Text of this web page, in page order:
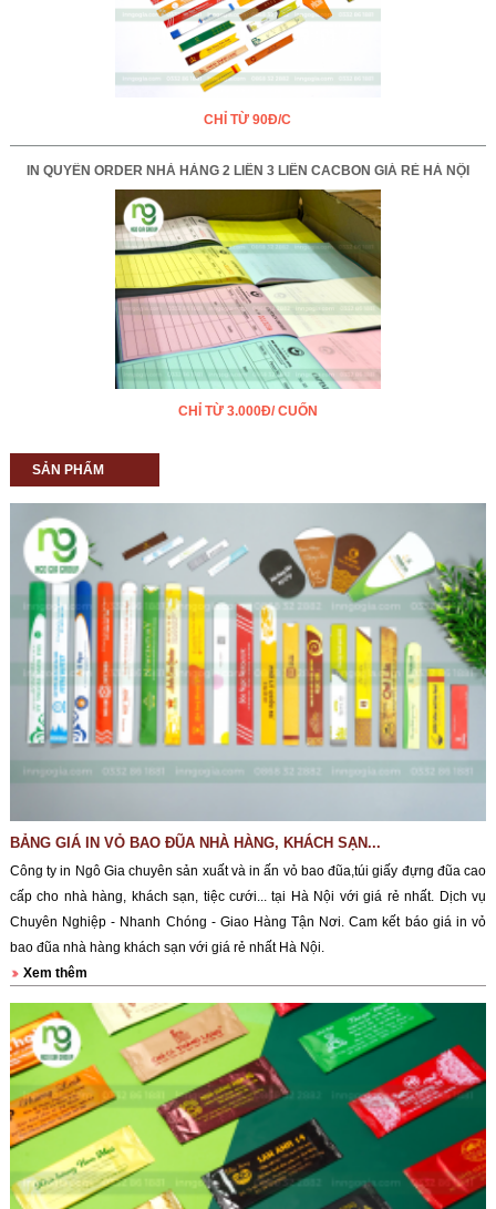
CHỈ TỪ 90Đ/C
IN QUYỂN ORDER NHÀ HÀNG 2 LIÊN 3 LIÊN CACBON GIÁ RẺ HÀ NỘI
CHỈ TỪ 3.000Đ/ CUỐN
SẢN PHẨM
BẢNG GIÁ IN VỎ BAO ĐŨA NHÀ HÀNG, KHÁCH SẠN...
Công ty in Ngô Gia chuyên sản xuất và in ấn vỏ bao đũa,túi giấy đựng đũa cao
cấp cho nhà hàng, khách sạn, tiệc cưới... tại Hà Nội với giá rẻ nhất. Dịch vụ
Chuyên Nghiệp - Nhanh Chóng - Giao Hàng Tận Nơi. Cam kết báo giá in vỏ
bao đũa nhà hàng khách sạn với giá rẻ nhất Hà Nội.
Xem thêm